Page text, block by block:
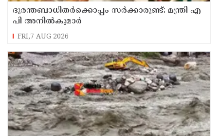
ദുരന്തബാധിതര്‍ക്കൊപ്പം സര്‍ക്കാരുണ്ട്: മന്ത്രി എ
പി അനില്‍കുമാര്‍
FRI,7 AUG 2026